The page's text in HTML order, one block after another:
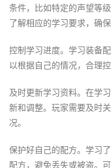
条件，比如特定的声望等
了解相应的学习要求，确保
控制学习进度。学习装备
以根据自己的情况，合理
及时更新学习资料。在学
新和调整。玩家需要及时
况。
保护好自己的配方。学习
配方，避免丢失或被盗。